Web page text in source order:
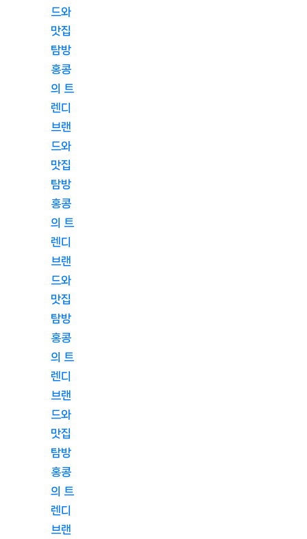
드와
맛집
탐방
홍콩
의 트
렌디
브랜
드와
맛집
탐방
홍콩
의 트
렌디
브랜
드와
맛집
탐방
홍콩
의 트
렌디
브랜
드와
맛집
탐방
홍콩
의 트
렌디
브랜